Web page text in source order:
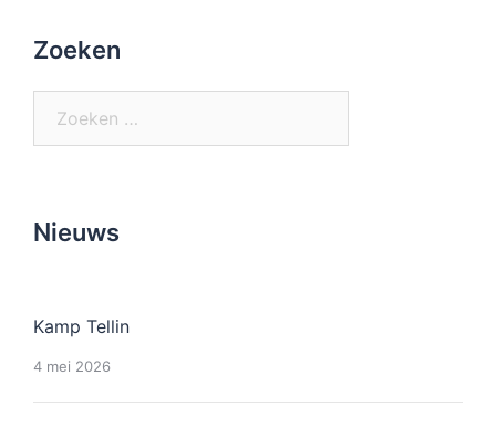
Zoeken
Nieuws
Kamp Tellin
4 mei 2026